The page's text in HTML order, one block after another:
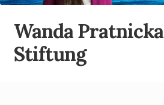
Zur
Navigation
springen
Zum
Inhalt
springen
Wanda Pratnicka
Stiftung